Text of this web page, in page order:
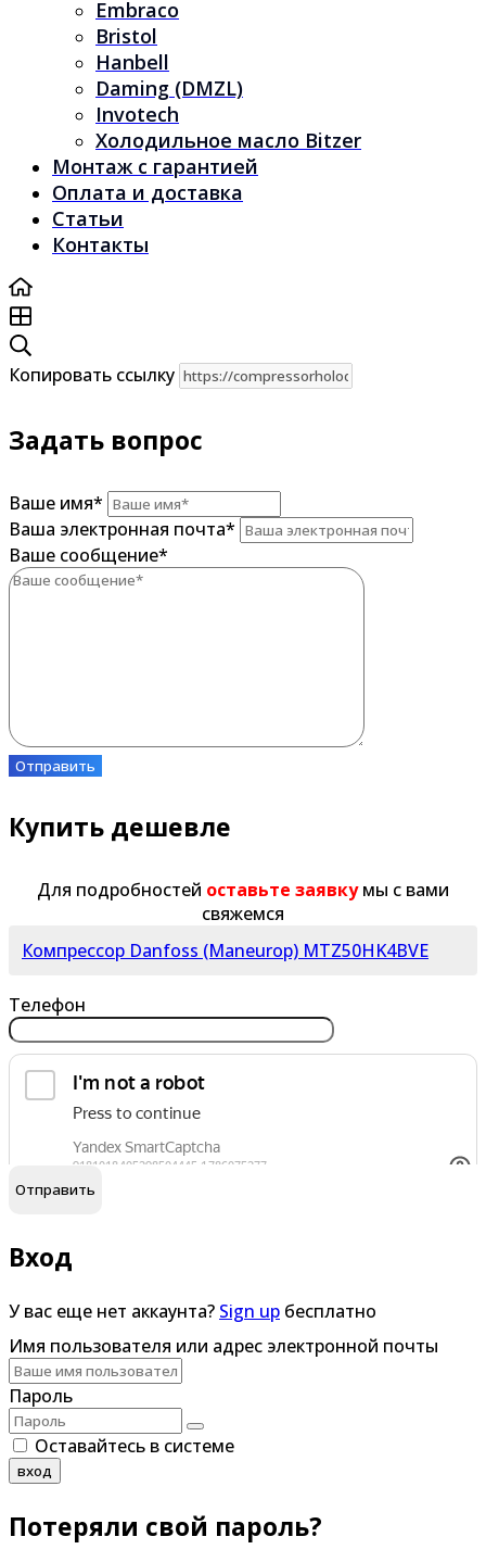
Embraco
Bristol
Hanbell
Daming (DMZL)
Invotech
Холодильное масло Bitzer
Монтаж с гарантией
Оплата и доставка
Статьи
Контакты
Копировать ссылку
Задать вопрос
Ваше имя*
Ваша электронная почта*
Ваше сообщение*
Отправить
Купить дешевле
Для подробностей оставьте заявкумы с вами
свяжемся
Компрессор Danfoss (Maneurop) MTZ50HK4BVE
Телефон
Я согласен наобработку персональных данных
Вход
У вас еще нет аккаунта? Sign up бесплатно
Имя пользователя или адрес электронной почты
Пароль
Оставайтесь в системе
вход
Потеряли свой пароль?